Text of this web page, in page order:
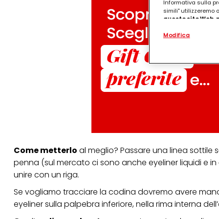
Come metterlo al meglio? Passare una linea sottile
penna (sul mercato ci sono anche eyeliner liquidi e
unire con un riga.
Se vogliamo tracciare la codina dovremo avere
eyeliner sulla palpebra inferiore, nella rima interna
Informativa sulla
simili" utilizzeremo
questo sito
.
(rispettivamente
terzi, conservare
identificati) su
misurare e
Puoi trovare
collegata nel piè
qualsiasi
collegata nel piè
periodo di
"modifica" di
Se fai clic su
per uno o più degli
tuoi dati personali
Modifica